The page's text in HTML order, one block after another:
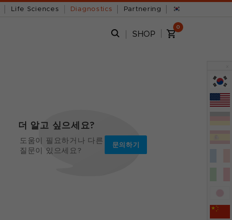
Life Sciences Diagnostics Partnering
SHOP
0
더 알고 싶으세요?
도움이 필요하거나 다른
질문이 있으세요?
문의하기